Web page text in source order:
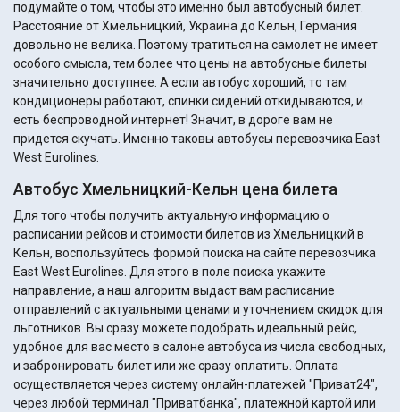
подумайте о том, чтобы это именно был автобусный билет.
Расстояние от Хмельницкий, Украина до Кельн, Германия
довольно не велика. Поэтому тратиться на самолет не имеет
особого смысла, тем более что цены на автобусные билеты
значительно доступнее. А если автобус хороший, то там
кондиционеры работают, спинки сидений откидываются, и
есть беспроводной интернет! Значит, в дороге вам не
придется скучать. Именно таковы автобусы перевозчика East
West Eurolines.
Автобус Хмельницкий-Кельн цена билета
Для того чтобы получить актуальную информацию о
расписании рейсов и стоимости билетов из Хмельницкий в
Кельн, воспользуйтесь формой поиска на сайте перевозчика
East West Eurolines. Для этого в поле поиска укажите
направление, а наш алгоритм выдаст вам расписание
отправлений с актуальными ценами и уточнением скидок для
льготников. Вы сразу можете подобрать идеальный рейс,
удобное для вас место в салоне автобуса из числа свободных,
и забронировать билет или же сразу оплатить. Оплата
осуществляется через систему онлайн-платежей "Приват24",
через любой терминал "Приватбанка", платежной картой или